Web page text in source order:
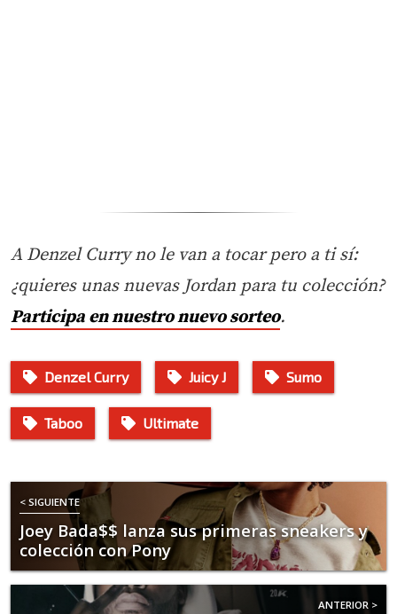
A Denzel Curry no le van a tocar pero a ti sí:
¿quieres unas nuevas Jordan para tu colección?
Participa en nuestro nuevo sorteo.
Denzel Curry Juicy J Sumo
Taboo Ultimate
< SIGUIENTE
Joey Bada$$ lanza sus primeras sneakers y
colección con Pony
ANTERIOR >